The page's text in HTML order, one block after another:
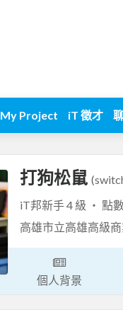
My Project iT 徵才
打狗松鼠
iT邦新手 4 級 ‧ 點
高雄市立高雄高級
個人背景